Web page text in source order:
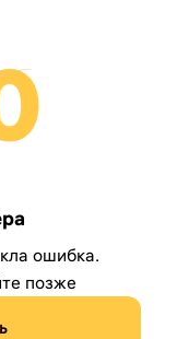
ошибка.
позже